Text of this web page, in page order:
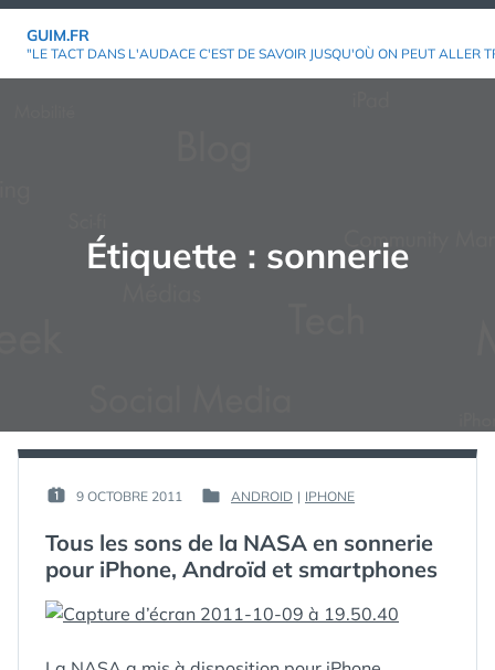
Aller
GUIM.FR
"LE TACT DANS L'AUDACE C'EST DE SAVOIR JUSQU'OÙ ON PEUT ALLER
Étiquette : sonnerie
PUBLIÉ
9 OCTOBRE 2011
PAR :
PUBLIÉ
ANDROID | IPHONE
Tous les sons de la NASA en sonnerie
pour iPhone, Androïd et smartphones